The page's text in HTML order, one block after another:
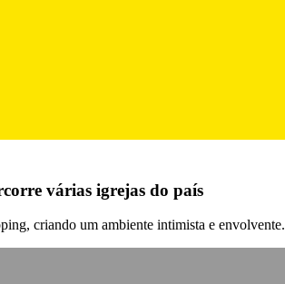
várias igrejas do país
criando um ambiente intimista e envolvente.